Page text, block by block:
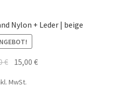
Nylon + Leder | beige
€ 15,00€
MwSt.